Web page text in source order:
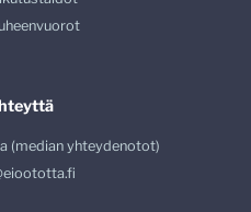
(median yhteydenotot)